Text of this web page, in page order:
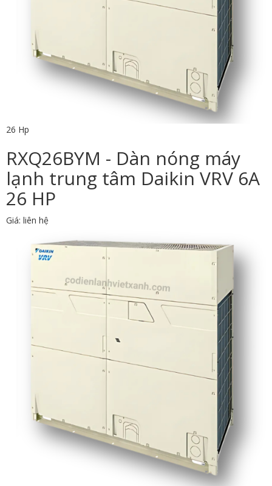
26 Hp
RXQ26BYM - Dàn nóng máy
lạnh trung tâm Daikin VRV 6A
26 HP
Giá: liên hệ